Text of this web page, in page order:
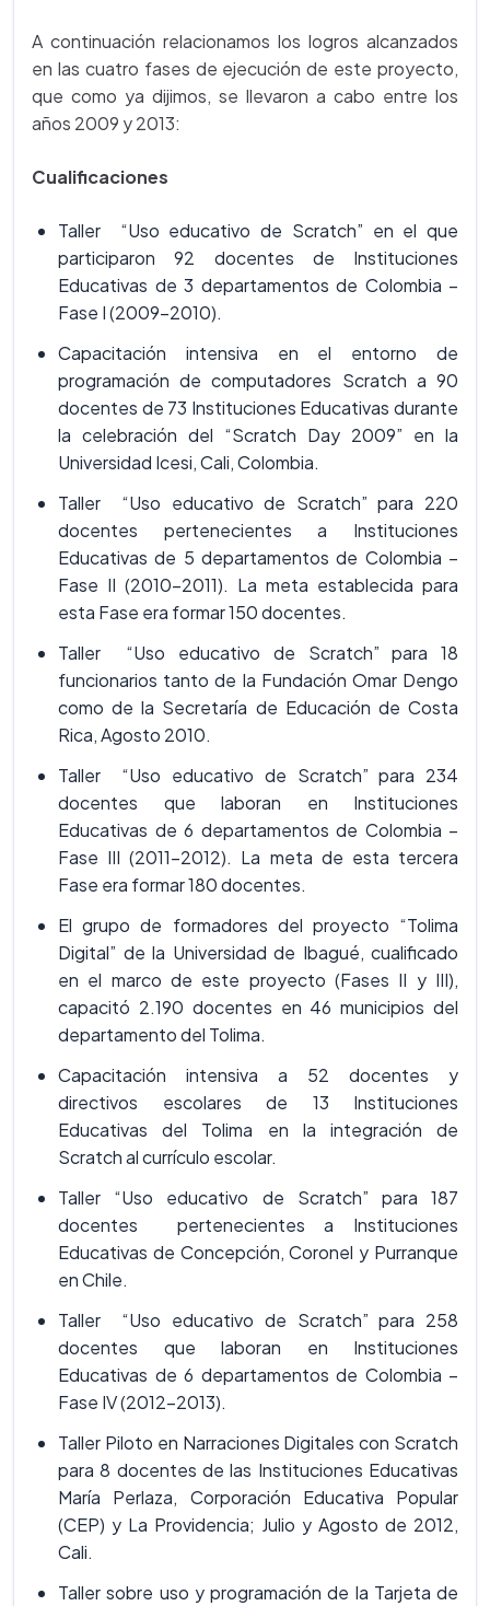
A continuación relacionamos los logros alcanzados
en las cuatro fases de ejecución de este proyecto,
que como ya dijimos, se llevaron a cabo entre los
años 2009 y 2013:
Cualificaciones
Taller “Uso educativo de Scratch” en el que
participaron 92 docentes de Instituciones
Educativas de 3 departamentos de Colombia –
Fase I (2009-2010).
Capacitación intensiva en el entorno de
programación de computadores Scratch a 90
docentes de 73 Instituciones Educativas durante
la celebración del “Scratch Day 2009” en la
Universidad Icesi, Cali, Colombia.
Taller “Uso educativo de Scratch” para 220
docentes pertenecientes a Instituciones
Educativas de 5 departamentos de Colombia –
Fase II (2010-2011). La meta establecida para
esta Fase era formar 150 docentes.
Taller “Uso educativo de Scratch” para 18
funcionarios tanto de la Fundación Omar Dengo
como de la Secretaría de Educación de Costa
Rica, Agosto 2010.
Taller “Uso educativo de Scratch” para 234
docentes que laboran en Instituciones
Educativas de 6 departamentos de Colombia –
Fase III (2011-2012). La meta de esta tercera
Fase era formar 180 docentes.
El grupo de formadores del proyecto “Tolima
Digital” de la Universidad de Ibagué, cualificado
en el marco de este proyecto (Fases II y III),
capacitó 2.190 docentes en 46 municipios del
departamento del Tolima.
Capacitación intensiva a 52 docentes y
directivos escolares de 13 Instituciones
Educativas del Tolima en la integración de
Scratch al currículo escolar.
Taller “Uso educativo de Scratch” para 187
docentes pertenecientes a Instituciones
Educativas de Concepción, Coronel y Purranque
en Chile.
Taller “Uso educativo de Scratch” para 258
docentes que laboran en Instituciones
Educativas de 6 departamentos de Colombia –
Fase IV (2012-2013).
Taller Piloto en Narraciones Digitales con Scratch
para 8 docentes de las Instituciones Educativas
María Perlaza, Corporación Educativa Popular
(CEP) y La Providencia; Julio y Agosto de 2012,
Cali.
Taller sobre uso y programación de la Tarjeta de